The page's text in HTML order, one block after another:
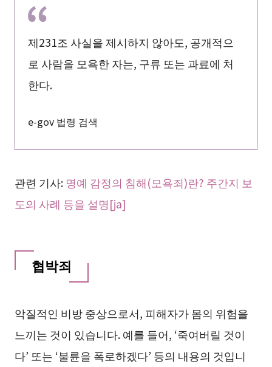
제231조 사실을 제시하지 않아도, 공개적으
로 사람을 모욕한 자는, 구류 또는 과료에 처
한다.
e-gov 법령 검색
관련 기사: 명예 감정의 침해(모욕죄)란? 주간지 보
도의 사례 등을 설명[ja]
협박죄
악질적인 비방 중상으로서, 피해자가 몸의 위험을
느끼는 것이 있습니다. 예를 들어, ‘죽여버릴 것이
다’ 또는 ‘불륜을 폭로하겠다’ 등의 내용의 것입니